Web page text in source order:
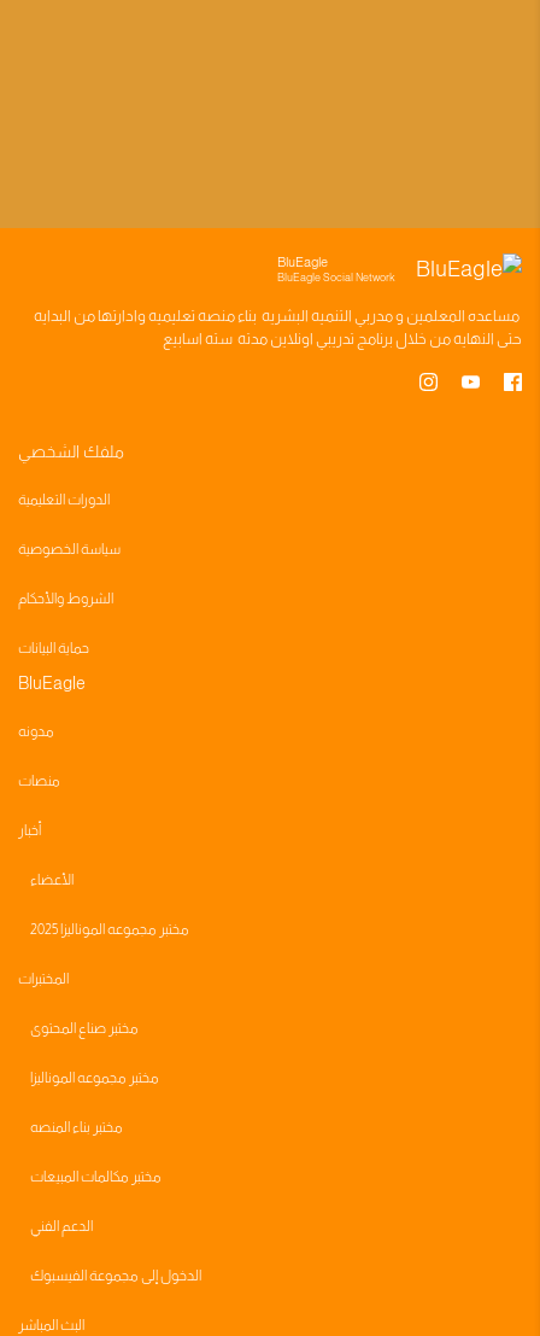
BluEagle
BluEagle Social Network
مساعده المعلمين ومدربي التنميه البشريه بناءمنصه تعليميه وادارتها من البدايه
حتى النهايه من خلال برنامج تدريبي اونلاين مدته سته اسابيع
ملفك الشخصي
الدورات التعليمية
سياسة الخصوصية
الشروط والأحكام
حماية البيانات
BluEagle
مدونه
منصات
أخبار
الأعضاء
مختبر مجموعه الموناليزا 2025
المختبرات
مختبر صناع المحتوى
مختبر مجموعه الموناليزا
مختبر بناء المنصه
مختبر مكالمات المبيعات
الدعم الفني
الدخول إلى مجموعة الفيسبوك
البث المباشر